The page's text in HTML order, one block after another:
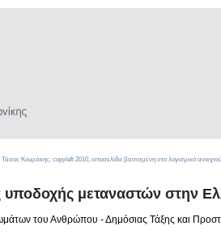
υποδοχής μεταναστών στην
του Ανθρώπου - Δημόσιας Τάξης και
Τάσος Κουράκης, copyleft 2010, ιστοσελίδα βασισμένη στο λογισμικό